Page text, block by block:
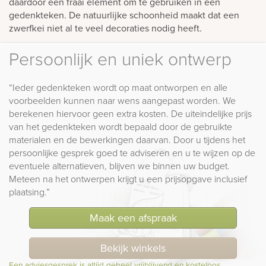
gedenkteken. De natuurlijke schoonheid maakt dat een
zwerfkei niet al te veel decoraties nodig heeft.
Persoonlijk en uniek ontwerp
“Ieder gedenkteken wordt op maat ontworpen en alle
voorbeelden kunnen naar wens aangepast worden. We
berekenen hiervoor geen extra kosten. De uiteindelijke prijs
van het gedenkteken wordt bepaald door de gebruikte
materialen en de bewerkingen daarvan. Door u tijdens het
persoonlijke gesprek goed te adviseren en u te wijzen op de
eventuele alternatieven, blijven we binnen uw budget.
Meteen na het ontwerpen krijgt u een prijsopgave inclusief
plaatsing.”
Maak een afspraak
Bekijk winkels